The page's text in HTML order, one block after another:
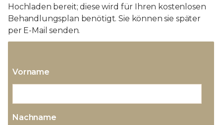
Hochladen bereit; diese wird für Ihren kostenlosen
Behandlungsplan benötigt. Sie können sie später
per E-Mail senden.
Vorname
Nachname